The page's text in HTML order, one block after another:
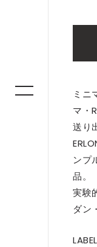
ミニ
マ・
送り
ンプ
品。
実験
ダン